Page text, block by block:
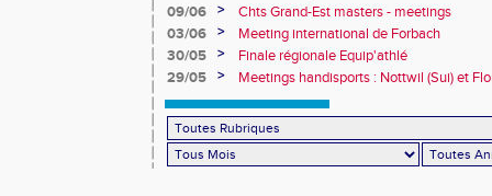
09/06
>
Chts Grand-Est masters - meetings
03/06
>
Meeting international de Forbach
30/05
>
Finale régionale Equip'athlé
29/05
> Meetings handisports : Nottwil (Sui) et